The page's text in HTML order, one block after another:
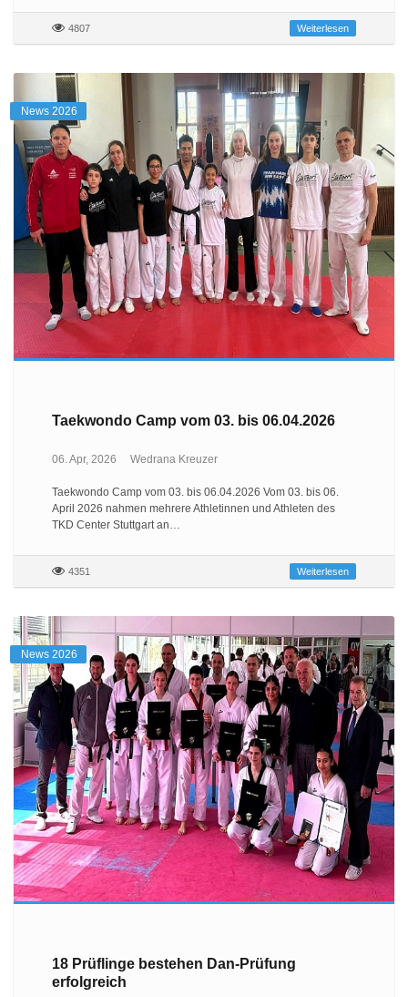
4807 Weiterlesen
News 2026
Taekwondo Camp vom 03. bis 06.04.2026
06. Apr, 2026 Wedrana Kreuzer
Taekwondo Camp vom 03. bis 06.04.2026 Vom 03. bis 06.
April 2026 nahmen mehrere Athletinnen und Athleten des
TKD Center Stuttgart an…
4351 Weiterlesen
News 2026
18 Prüflinge bestehen Dan-Prüfung
erfolgreich